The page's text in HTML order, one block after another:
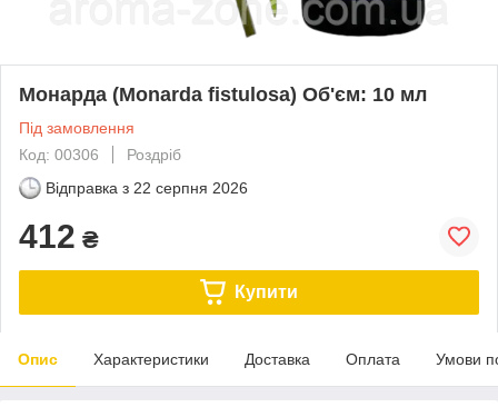
Монарда (Monarda fistulosa) Об'єм: 10 мл
Під замовлення
Код: 00306
Роздріб
Відправка з 22 серпня 2026
412 ₴
Купити
Опис Характеристики Доставка Оплата Умови